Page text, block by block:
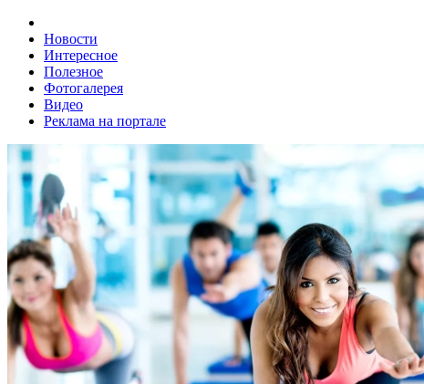
Новости
Интересное
Полезное
Фотогалерея
Видео
Реклама на портале